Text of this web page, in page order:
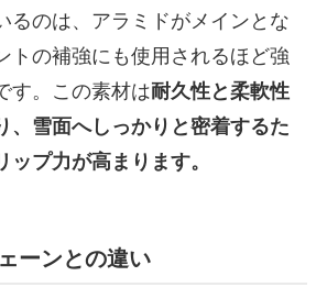
るのは、アラミドがメインとな
トの補強にも使用されるほど強
す。この素材は耐久性と柔軟性
、雪面へしっかりと密着するた
ップ力が高まります。
ーンとの違い